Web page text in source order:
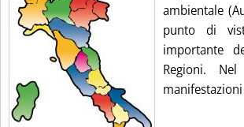
ambientale
punto di
importante
Regioni.